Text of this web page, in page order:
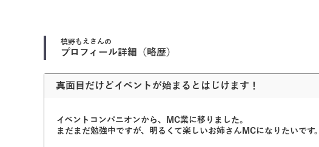
槙野もえ さんの
プロフィール詳細（略歴）
真面目だけどイベントが始まるとはじけます！
イベントコンパニオンから、MC業に移りました。
まだまだ勉強中ですが、明るくて楽しいお姉さんMCになりたいです。